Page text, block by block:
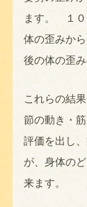
ます。 １０
体の歪みか
後の体の歪
これらの結
節の動き・
評価を出し
が、身体の
来ます。